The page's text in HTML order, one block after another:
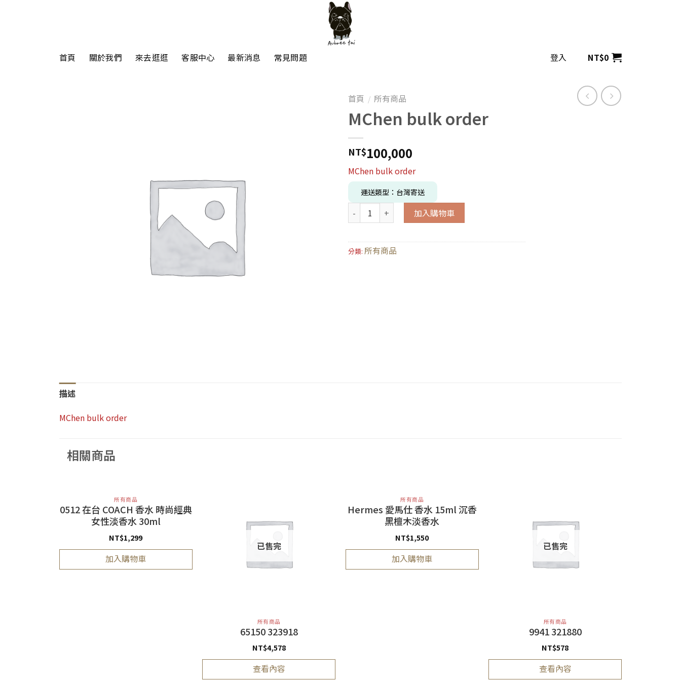
首頁 關於我們 來去逛逛 客服中心 最新消息 常見問題 登入 NT$0
首頁 / 所有商品
MChen bulk order
NT$100,000
MChen bulk order
運送類型：台灣寄送
加入購物車
分類: 所有商品
描述
MChen bulk order
相關商品
所有商品
0512 在台 COACH 香水 時尚經典
女性淡香水 30ml
NT$1,299
加入購物車
已售完
所有商品
65150 323918
NT$4,578
查看內容
所有商品
Hermes 愛馬仕 香水 15ml 沉香
黑檀木淡香水
NT$1,550
加入購物車
已售完
所有商品
9941 321880
NT$578
查看內容